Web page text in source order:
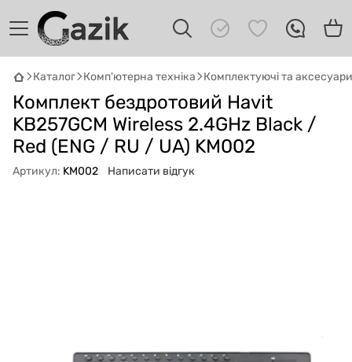
Каталог Комп'ютерна техніка Комплектуючі та аксесуари
Комплект бездротовий Havit
KB257GCM Wireless 2.4GHz Black /
Red (ENG / RU / UA) KM002
Артикул: KM002 Написати відгук
Онлайн · пошук техніки
Привіт! 👋 Я Gazik AI — допоможу
Що шукаєш?